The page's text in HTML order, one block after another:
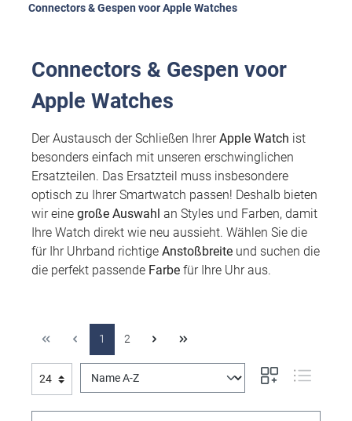
Connectors & Gespen voor Apple Watches
Connectors & Gespen voor
Apple Watches
Der Austausch der Schließen IhrerApple Watch ist
besonders einfach mit unseren erschwinglichen
Ersatzteilen. Das Ersatzteil muss insbesondere
optisch zu Ihrer Smartwatch passen! Deshalb bieten
wir eine große Auswahl an Styles und Farben, damit
Ihre Watch direkt wie neu aussieht. Wählen Sie die
für Ihr Uhrband richtige Anstoßbreite und suchen die
die perfekt passende Farbe für Ihre Uhr aus.
1 2